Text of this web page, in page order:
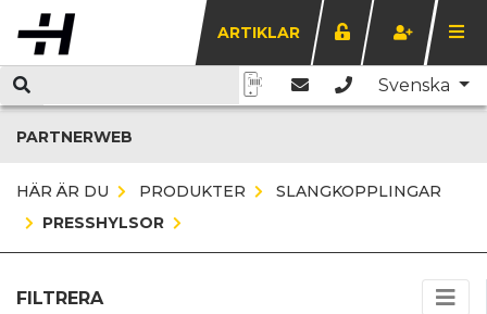
ARTIKLAR
Svenska
PARTNERWEB
HÄR ÄR DU PRODUKTER
SLANGKOPPLINGAR
PRESSHYLSOR
FILTRERA